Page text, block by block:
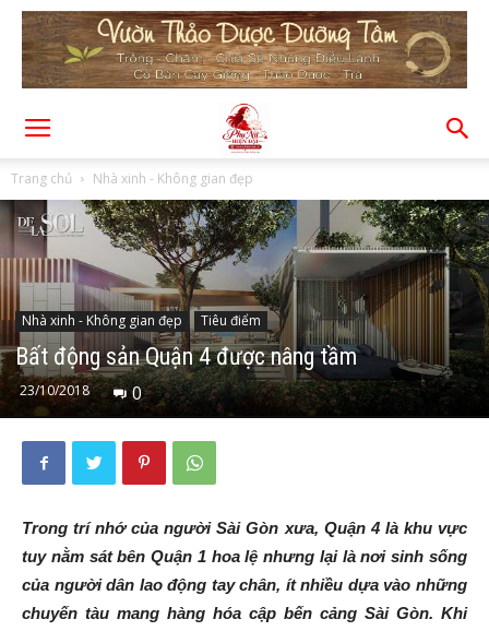
Trang chủ Nhà xinh - Không gian đẹp
Nhà xinh - Không gian đẹp Tiêu điểm
Bất động sản Quận 4 được nâng tầm
23/10/2018 0
Trong trí nhớ của người Sài Gòn xưa, Quận 4 là khu vực
tuy nằm sát bên Quận 1 hoa lệ nhưng lại là nơi sinh sống
của người dân lao động tay chân, ít nhiều dựa vào những
chuyến tàu mang hàng hóa cập bến cảng Sài Gòn. Khi